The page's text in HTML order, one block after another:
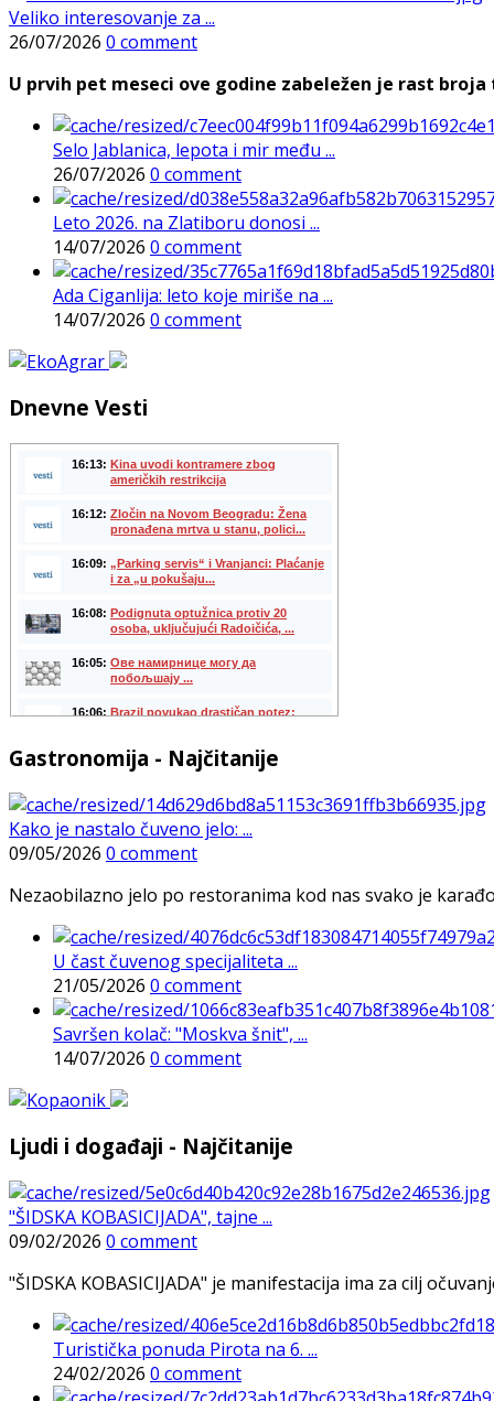
Veliko interesovanje za ...
26/07/2026 0 comment
U prvih pet meseci ove godine zabeležen je rast
Selo Jablanica, lepota i mir među ...
26/07/2026 0 comment
Leto 2026. na Zlatiboru donosi ...
14/07/2026 0 comment
Ada Ciganlija: leto koje miriše na ...
14/07/2026 0 comment
Dnevne Vesti
Gastronomija - Najčitanije
Kako je nastalo čuveno jelo: ...
09/05/2026 0 comment
Nezaobilazno jelo po restoranima kod nas svako je
U čast čuvenog specijaliteta ...
21/05/2026 0 comment
Savršen kolač: "Moskva šnit", ...
14/07/2026 0 comment
Ljudi i događaji - Najčitanije
"ŠIDSKA KOBASICIJADA", tajne ...
09/02/2026 0 comment
"ŠIDSKA KOBASICIJADA" je manifestacija ima za cilj
Turistička ponuda Pirota na 6. ...
24/02/2026 0 comment